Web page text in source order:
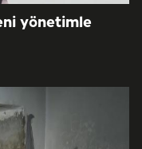
yönetimle